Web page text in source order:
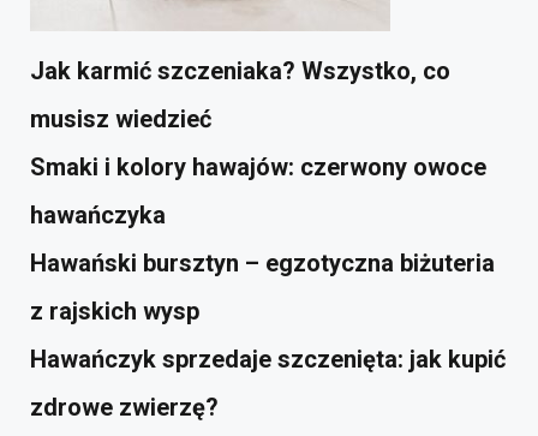
Jak karmić szczeniaka? Wszystko, co
musisz wiedzieć
Smaki i kolory hawajów: czerwony owoce
hawańczyka
Hawański bursztyn – egzotyczna biżuteria
z rajskich wysp
Hawańczyk sprzedaje szczenięta: jak kupić
zdrowe zwierzę?